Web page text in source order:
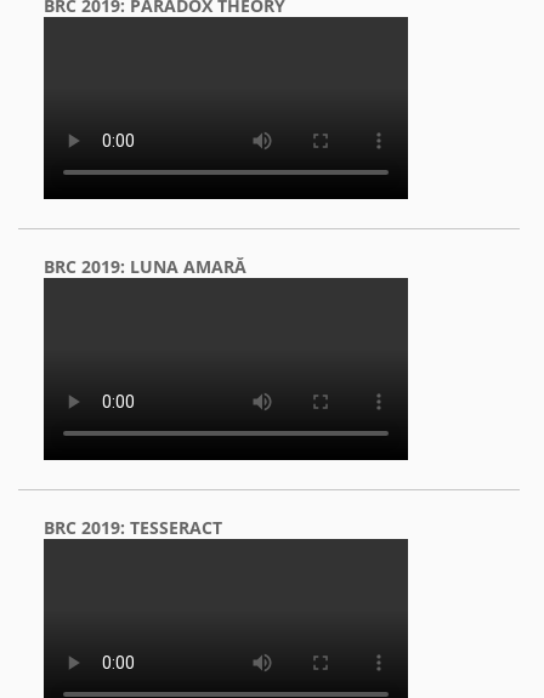
BRC 2019: PARADOX THEORY
BRC 2019: LUNA AMARĂ
BRC 2019: TESSERACT